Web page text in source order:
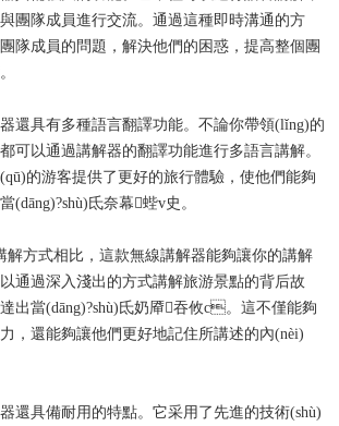
團隊成員進行交流。通過這種即時溝通的方
隊成員的問題，解決他們的困惑，提高整個團
還具有多種語言翻譯功能。不論你帶領(lǐng)的
，都可以通過講解器的翻譯功能進行多語言講解。
的游客提供了更好的旅行體驗，使他們能夠
(dāng)?shù)氐奈幕蜌v史。
解方式相比，這款無線講解器能夠讓你的講解
通過深入淺出的方式講解旅游景點的背后故
達出當(dāng)?shù)氐奶厣吞攸c。這不僅能夠
，還能夠讓他們更好地記住所講述的內(nèi)
解器還具備耐用的特點。它采用了先進的技術(shù)